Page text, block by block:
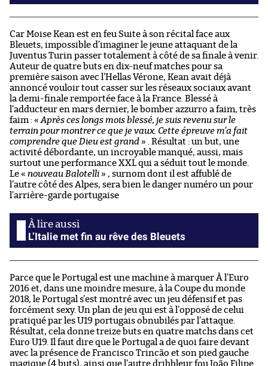
Car Moise Kean est en feu Suite à son récital face aux
Bleuets, impossible d’imaginer le jeune attaquant de la
Juventus Turin passer totalement à côté de sa finale à venir.
Auteur de quatre buts en dix-neuf matches pour sa
première saison avec l’Hellas Vérone, Kean avait déjà
annoncé vouloir tout casser sur les réseaux sociaux avant
la demi-finale remportée face à la France. Blessé à
l’adducteur en mars dernier, le bomber azzurro a faim, très
faim : «Après ces longs mois blessé, je suis revenu sur le
terrain pour montrer ce que je vaux. Cette épreuve m’a fait
comprendre que Dieu est grand » . Résultat : un but, une
activité débordante, un incroyable manqué, aussi, mais
surtout une performance XXL qui a séduit tout le monde.
Le « nouveau Balotelli » , surnom dont il est affublé de
l’autre côté des Alpes, sera bien le danger numéro un pour
l’arrière-garde portugaise
L’Italie met fin au rêve des Bleuets
Parce que le Portugal est une machine à marquer À l’Euro
2016 et, dans une moindre mesure, à la Coupe du monde
2018, le Portugal s’est montré avec un jeu défensif et pas
forcément sexy. Un plan de jeu qui est à l’opposé de celui
pratiqué par les U19 portugais obnubilés par l’attaque.
Résultat, cela donne treize buts en quatre matchs dans cet
Euro U19. Il faut dire que le Portugal a de quoi faire devant
avec la présence de Francisco Trincão et son pied gauche
magique (4 buts), ainsi que l’autre dribbleur fou João Filipe